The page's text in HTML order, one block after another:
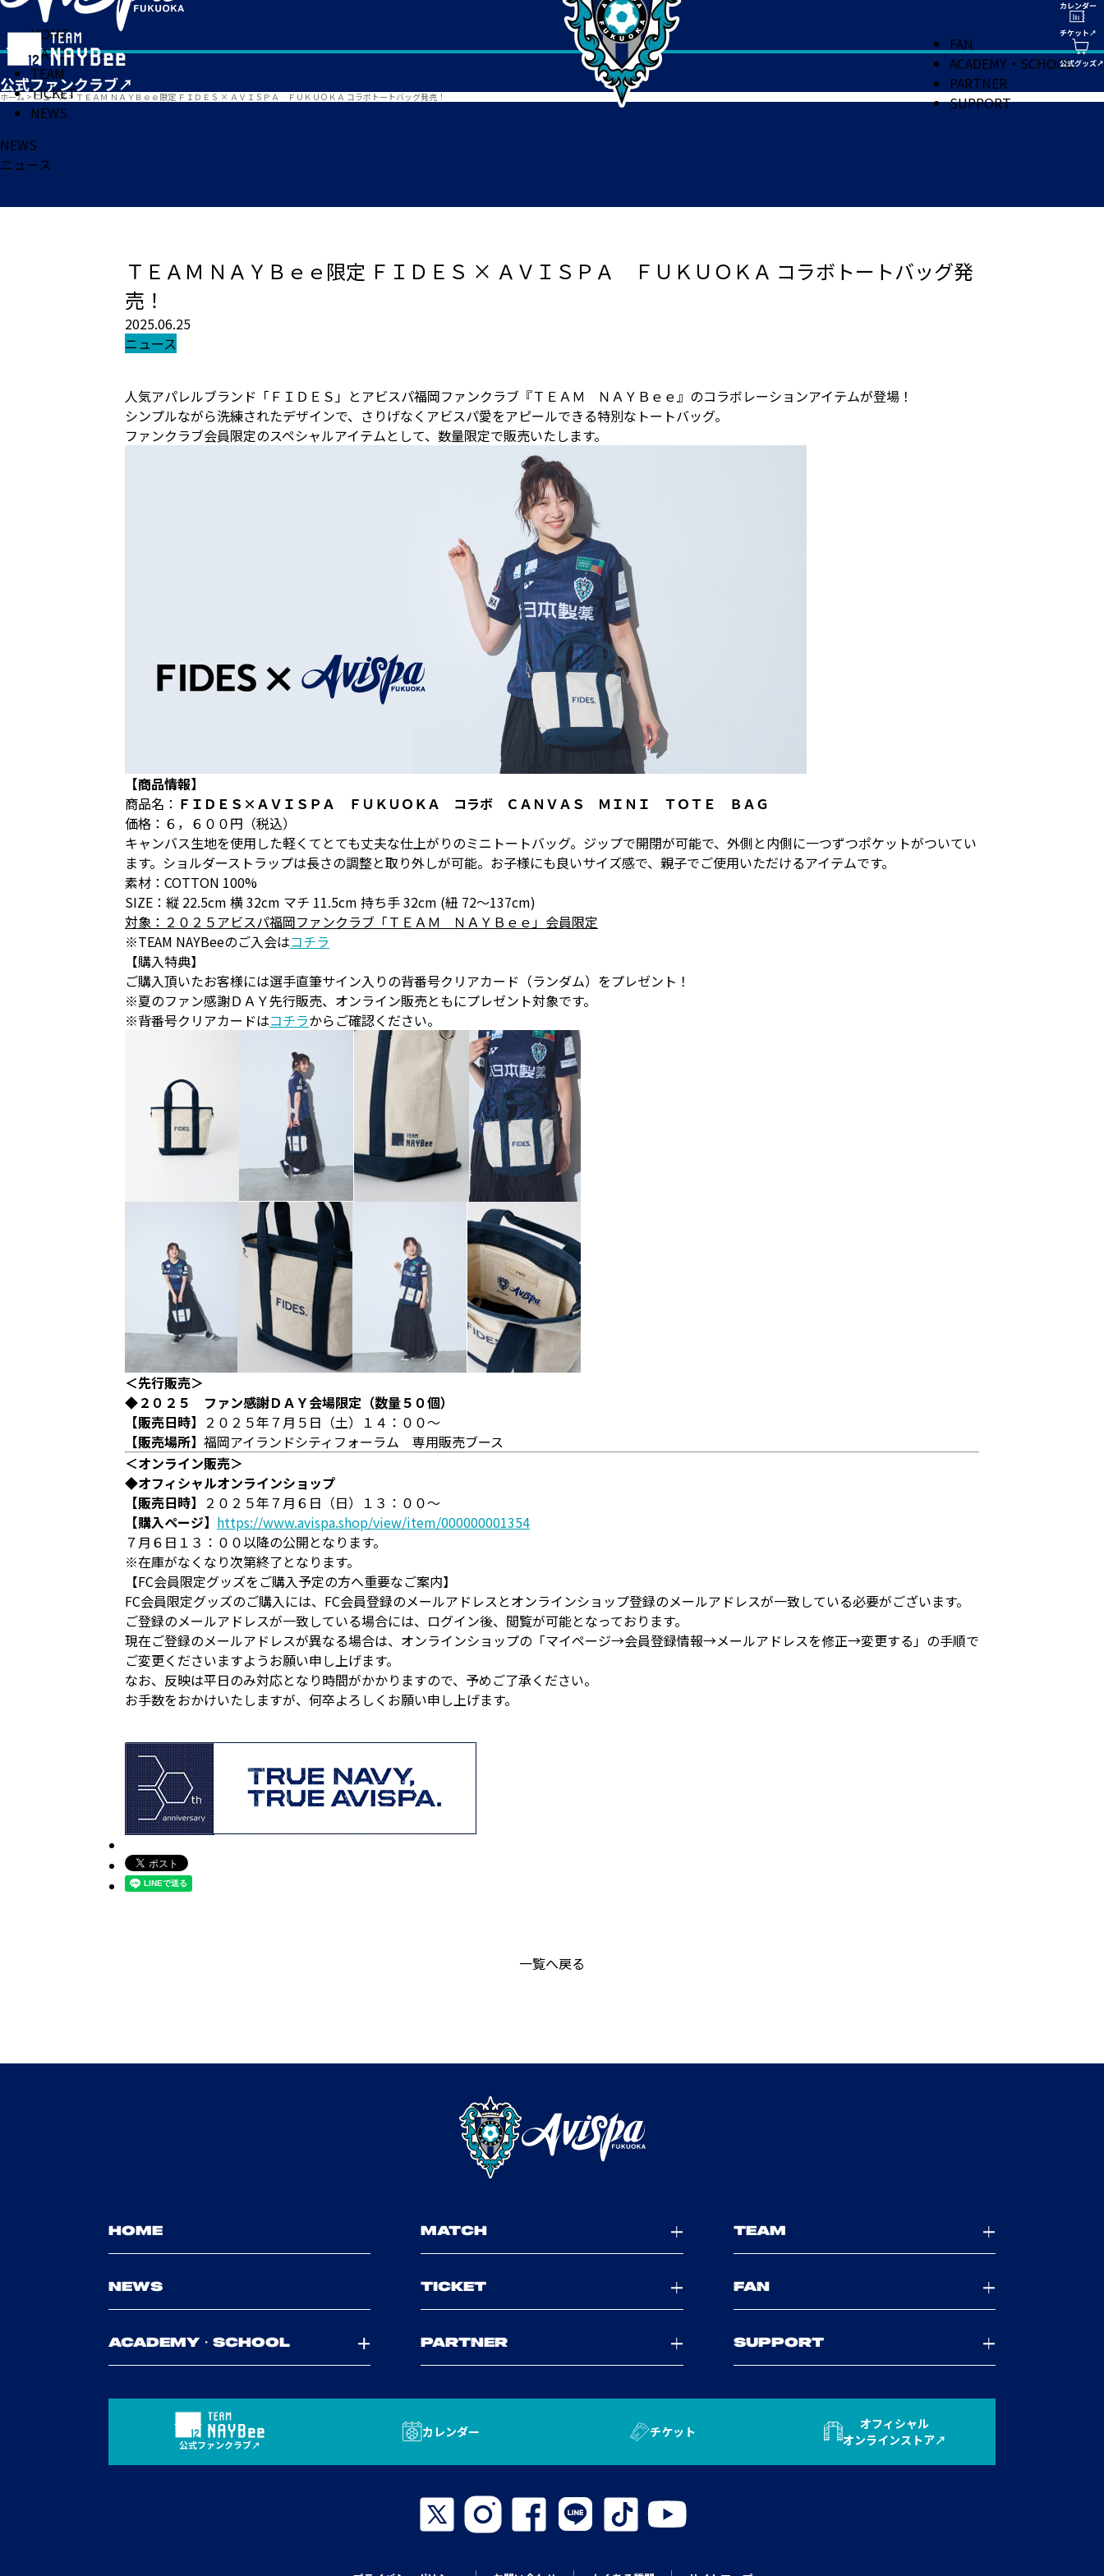
HOME
MATCH
TEAM
TICKET
NEWS
FAN
ACADEMY・SCHOOL
PARTNER
SUPPORT
ホーム > ニュース> ＴＥＡＭ ＮＡＹＢｅｅ限定 ＦＩＤＥＳ × ＡＶＩＳＰＡ ＦＵＫＵＯＫＡ コラボトートバッグ発売！
NEWS
ニュース
ＴＥＡＭ ＮＡＹＢｅｅ限定 ＦＩＤＥＳ × ＡＶＩＳＰＡ ＦＵＫＵＯＫＡ コラボトートバッグ発
売！
2025.06.25
ニュース
人気アパレルブランド「ＦＩＤＥＳ」とアビスパ福岡ファンクラブ『ＴＥＡＭ ＮＡＹＢｅｅ』のコラボレーションアイテムが登場！
シンプルながら洗練されたデザインで、さりげなくアビスパ愛をアピールできる特別なトートバッグ。
ファンクラブ会員限定のスペシャルアイテムとして、数量限定で販売いたします。
【商品情報】
商品名： ＦＩＤＥＳ×ＡＶＩＳＰＡ ＦＵＫＵＯＫＡ コラボ
ＣＡＮＶＡＳ ＭＩＮＩ ＴＯＴＥ ＢＡＧ
価格：６，６００円（税込）
キャンバス生地を使用した軽くてとても丈夫な仕上がりのミニトートバッグ。ジップで開閉が可能で、外側と内側に一つずつポケットがついてい
ます。ショルダーストラップは長さの調整と取り外しが可能。お子様にも良いサイズ感で、親子でご使用いただけるアイテムです。
素材：COTTON 100%
SIZE：縦 22.5cm 横 32cm マチ 11.5cm 持ち手 32cm (紐 72〜137cm)
対象：２０２５アビスパ福岡ファンクラブ「ＴＥＡＭ ＮＡＹＢｅｅ」会員限定
※TEAM NAYBeeのご入会はコチラ
【購入特典】
ご購入頂いたお客様には選手直筆サイン入りの背番号クリアカード（ランダム）をプレゼント！
※夏のファン感謝ＤＡＹ先行販売、オンライン販売ともにプレゼント対象です。
※背番号クリアカードはコチラからご確認ください。
＜先行販売＞
◆２０２５ ファン感謝ＤＡＹ会場限定（数量５０個）
【販売日時】 ２０２５年７月５日（土）１４：００～
【販売場所】 福岡アイランドシティフォーラム 専用販売ブース
＜オンライン販売＞
◆オフィシャルオンラインショップ
【販売日時】 ２０２５年７月６日（日）１３：００～
【購入ページ】 https://www.avispa.shop/view/item/000000001354
７月６日１３：００以降の公開となります。
※在庫がなくなり次第終了となります。
【FC会員限定グッズをご購入予定の方へ重要なご案内】
FC会員限定グッズのご購入には、FC会員登録のメールアドレスとオンラインショップ登録のメールアドレスが一致している必要がございます。
ご登録のメールアドレスが一致している場合には、ログイン後、閲覧が可能となっております。
現在ご登録のメールアドレスが異なる場合は、オンラインショップの「マイページ→会員登録情報→メールアドレスを修正→変更する」の手順で
ご変更くださいますようお願い申し上げます。
なお、反映は平日のみ対応となり時間がかかりますので、予めご了承ください。
お手数をおかけいたしますが、何卒よろしくお願い申し上げます。
一覧へ戻る
HOME MATCH TEAM
NEWS TICKET FAN
ACADEMY・SCHOOL PARTNER SUPPORT
公式ファンクラブ
カレンダー チケット
オフィシャル
オンラインストア